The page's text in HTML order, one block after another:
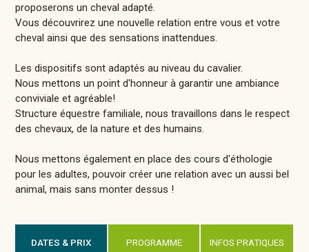
proposerons un cheval adapté.
Vous découvrirez une nouvelle relation entre vous et votre
cheval ainsi que des sensations inattendues.
Les dispositifs sont adaptés au niveau du cavalier.
Nous mettons un point d'honneur à garantir une ambiance
conviviale et agréable!
Structure équestre familiale, nous travaillons dans le respect
des chevaux, de la nature et des humains.
Nous mettons également en place des cours d'éthologie
pour les adultes, pouvoir créer une relation avec un aussi bel
animal, mais sans monter dessus !
DATES & PRIX PROGRAMME INFOS PRATIQUES